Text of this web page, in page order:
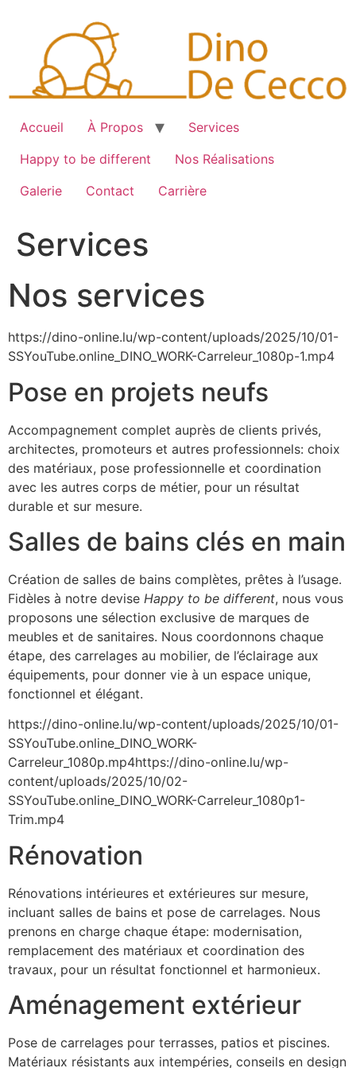
Accueil À Propos
Services
Happy to be different
Nos Réalisations
Galerie
Contact Carrière
Services
Nos services
https://dino-online.lu/wp-content/uploads/2025/10/01-
SSYouTube.online_DINO_WORK-Carreleur_1080p-1.mp4
Pose en projets neufs
Accompagnement complet auprès de clients privés,
architectes, promoteurs et autres professionnels: choix
des matériaux, pose professionnelle et coordination
avec les autres corps de métier, pour un résultat
durable et sur mesure.
Salles de bains clés en main
Création de salles de bains complètes, prêtes à l’usage.
Fidèles à notre devise Happy to be different, nous vous
proposons une sélection exclusive de marques de
meubles et de sanitaires. Nous coordonnons chaque
étape, des carrelages au mobilier, de l’éclairage aux
équipements, pour donner vie à un espace unique,
fonctionnel et élégant.
https://dino-online.lu/wp-content/uploads/2025/10/01-
SSYouTube.online_DINO_WORK-
Carreleur_1080p.mp4https://dino-online.lu/wp-
content/uploads/2025/10/02-
SSYouTube.online_DINO_WORK-Carreleur_1080p1-
Trim.mp4
Rénovation
Rénovations intérieures et extérieures sur mesure,
incluant salles de bains et pose de carrelages. Nous
prenons en charge chaque étape: modernisation,
remplacement des matériaux et coordination des
travaux, pour un résultat fonctionnel et harmonieux.
Aménagement extérieur
Pose de carrelages pour terrasses, patios et piscines.
Matériaux résistants aux intempéries, conseils en design